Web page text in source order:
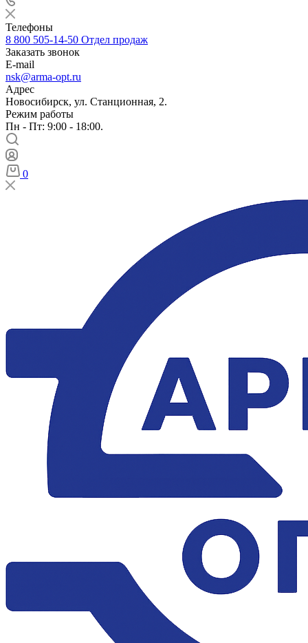
Телефоны
8 800 505-14-50 Отдел продаж
Заказать звонок
E-mail
nsk@arma-opt.ru
Адрес
Новосибирск, ул. Станционная, 2.
Режим работы
Пн - Пт: 9:00 - 18:00.
0